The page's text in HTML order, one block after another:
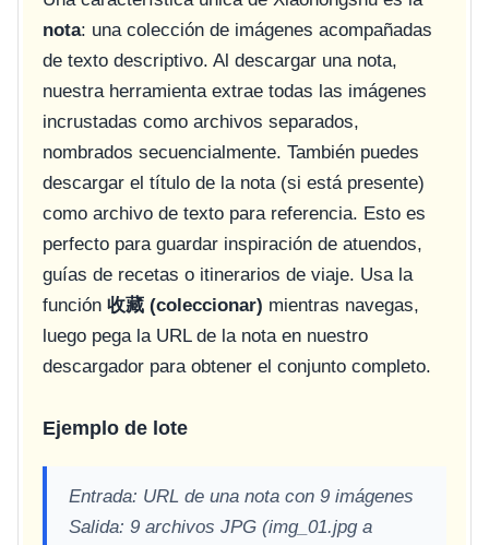
nota: una colección de imágenes acompañadas
de texto descriptivo. Al descargar una nota,
nuestra herramienta extrae todas las imágenes
incrustadas como archivos separados,
nombrados secuencialmente. También puedes
descargar el título de la nota (si está presente)
como archivo de texto para referencia. Esto es
perfecto para guardar inspiración de atuendos,
guías de recetas o itinerarios de viaje. Usa la
función 收藏 (coleccionar) mientras navegas,
luego pega la URL de la nota en nuestro
descargador para obtener el conjunto completo.
Ejemplo de lote
Entrada: URL de una nota con 9 imágenes
Salida: 9 archivos JPG (img_01.jpg a